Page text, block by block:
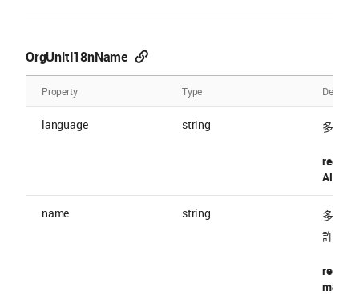
OrgUnitI18nName
Property Type
language string 多言語
name string
多言語
許容さ